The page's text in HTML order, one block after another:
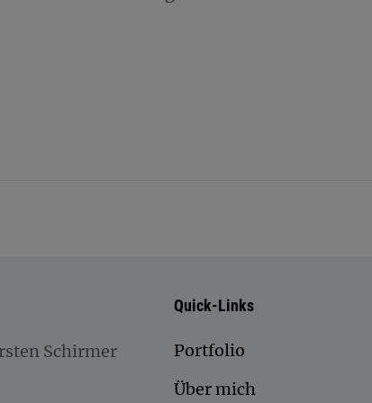
Schirmer
Quick-Links
Portfolio
Über mich